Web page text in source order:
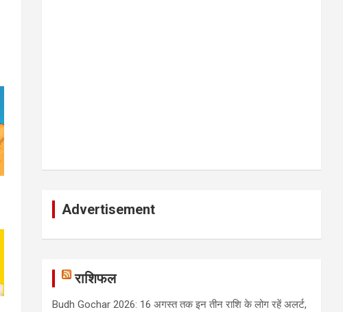
Advertisement
राशिफल
Budh Gochar 2026: 16 अगस्त तक इन तीन राशि के लोग रहें अलर्ट,